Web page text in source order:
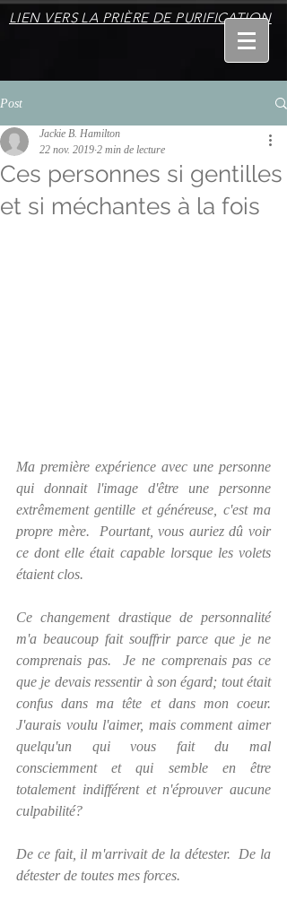
LIEN VERS LA PRIÈRE DE PURIFICATION
Post
Ces personnes si gentilles
et si méchantes à la fois
Jackie B. Hamilton
22 nov. 2019 2 min de lecture
Ma première expérience avec une personne
qui donnait l'image d'être une personne
extrêmement gentille et généreuse, c'est ma
propre mère.  Pourtant, vous auriez dû voir
ce dont elle était capable lorsque les volets
étaient clos.
Ce changement drastique de personnalité
m'a beaucoup fait souffrir parce que je ne
comprenais pas.  Je ne comprenais pas ce
que je devais ressentir à son égard; tout était
confus dans ma tête et dans mon coeur.
J'aurais voulu l'aimer, mais comment aimer
quelqu'un qui vous fait du mal
consciemment et qui semble en être
totalement indifférent et n'éprouver aucune
culpabilité?
De ce fait, il m'arrivait de la détester.  De la
détester de toutes mes forces.